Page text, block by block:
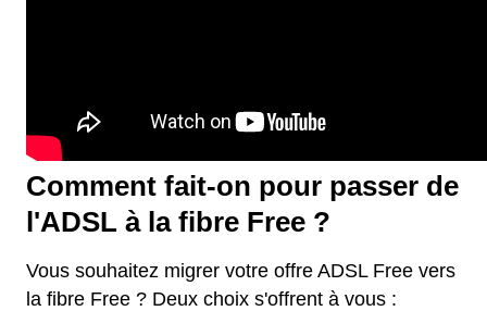
Comment fait-on pour passer de
l'ADSL à la fibre Free ?
Vous souhaitez migrer votre offre ADSL Free vers
la fibre Free ? Deux choix s'offrent à vous :